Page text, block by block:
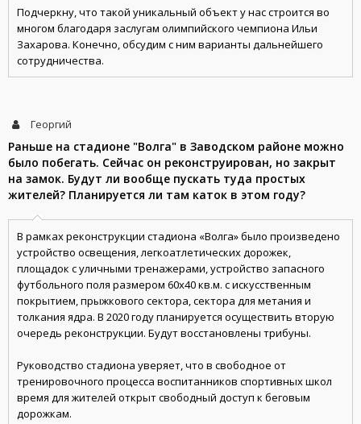
Подчеркну, что такой уникальный объект у нас строится во
многом благодаря заслугам олимпийского чемпиона Ильи
Захарова. Конечно, обсудим с ним варианты дальнейшего
сотрудничества.
Георгий
Раньше на стадионе "Волга" в Заводском районе можно
было побегать. Сейчас он реконструирован, но закрыт
на замок. Будут ли вообще пускать туда простых
жителей? Планируется ли там каток в этом году?
В рамках реконструкции стадиона «Волга» было произведено
устройство освещения, легкоатлетических дорожек,
площадок с уличными тренажерами, устройство запасного
футбольного поля размером 60х40 кв.м. с искусственным
покрытием, прыжкового сектора, сектора для метания и
толкания ядра. В 2020 году планируется осуществить вторую
очередь реконструкции. Будут восстановлены трибуны.
Руководство стадиона уверяет, что в свободное от
тренировочного процесса воспитанников спортивных школ
время для жителей открыт свободный доступ к беговым
дорожкам.